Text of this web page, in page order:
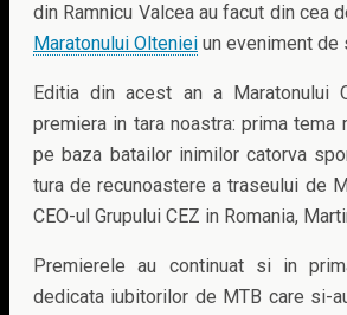
din Ramnicu Valcea au facut din cea
Maratonului Olteniei un eveniment de
Editia din acest an a Maratonului
premiera in tara noastra: prima tema
pe baza batailor inimilor catorva
tura de recunoastere a traseului de
CEO-ul Grupului CEZ in Romania,
Premierele au continuat si in
dedicata iubitorilor de MTB care si-